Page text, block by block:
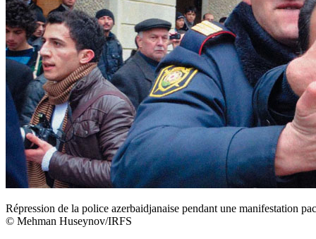
Répression de la police azerbaidjanaise pendant une manifestation
© Mehman Huseynov/IRFS